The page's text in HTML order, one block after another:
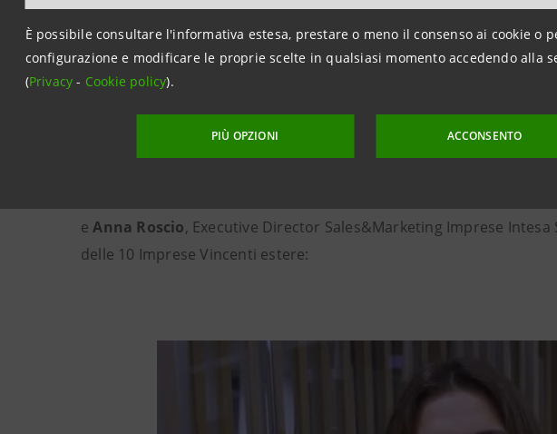
È possibile consultare l'informativa estesa, prestare o meno il consenso ai cookie o
configurazione e modificare le proprie scelte in qualsiasi momento accedendo alla
(Privacy- Cookie policy).
PIÙ OPZIONI ACCONSENTO
14.000 imprese, di cui 4.000 per l’attuale edizione. Si tratta di
dipendenti e registrano circa €35 miliardi di fatturato.
Le 10 Imprese Vincenti estere, più in dettaglio
,
eAnna Roscio, Executive Director Sales&Marketing Imprese
delle 10 Imprese Vincenti estere: